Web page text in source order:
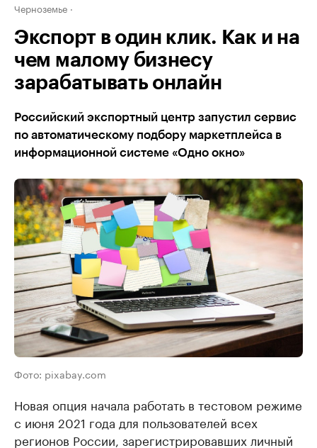
Черноземье
Экспорт в один клик. Как и на
чем малому бизнесу
зарабатывать онлайн
Российский экспортный центр запустил сервис
по автоматическому подбору маркетплейса в
информационной системе «Одно окно»
Фото: pixabay.com
Новая опция начала работать в тестовом режиме
с июня 2021 года для пользователей всех
регионов России, зарегистрировавших личный